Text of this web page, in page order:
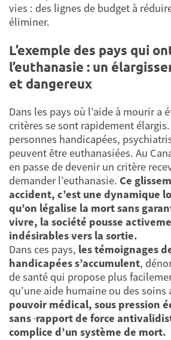
vies : des lignes de budget à
éliminer.
L’exemple des pays qui
l’euthanasie : un
et dangereux
Dans les pays où l’aide à mourir a
critères se sont rapidement
personnes handicapées,
peuvent être euthanasiées. Au
en passe de devenir un critère
demander l’euthanasie. Ce
accident, c’est une dynamique
qu’on légalise la mort sans
vivre, la société pousse
indésirables vers la sortie.
Dans ces pays, les témoignages
handicapées s’accumulent,
de santé qui propose plus
qu’une aide humaine ou des soins
pouvoir médical, sous pression
sans rapport de force
complice d’un système de mort.